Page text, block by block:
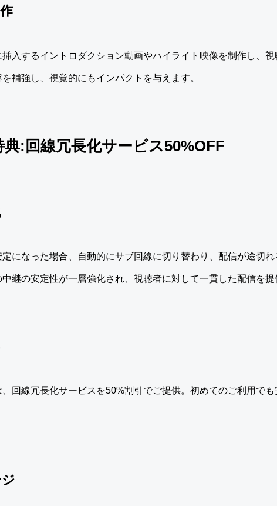
入するイントロダクション動画やハイライト映像を制作し、視
補強し、視覚的にもインパクトを与えます。
:回線冗長化サービス50%OFF
になった場合、自動的にサブ回線に切り替わり、配信が途切
継の安定性が一層強化され、視聴者に対して一貫した配信を提
回線冗長化サービスを50%割引でご提供。初めてのご利用で